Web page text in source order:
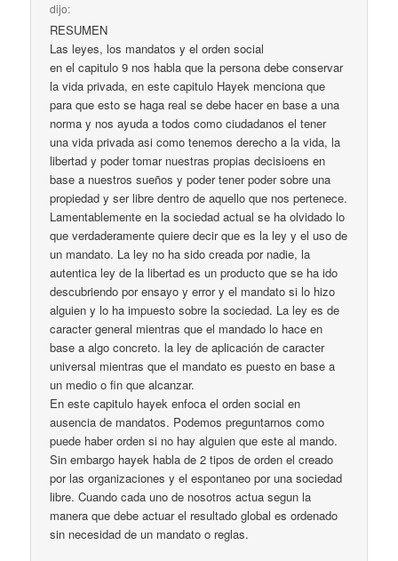
dijo:
RESUMEN
Las leyes, los mandatos y el orden social
en el capitulo 9 nos habla que la persona debe conservar
la vida privada, en este capitulo Hayek menciona que
para que esto se haga real se debe hacer en base a una
norma y nos ayuda a todos como ciudadanos el tener
una vida privada asi como tenemos derecho a la vida, la
libertad y poder tomar nuestras propias decisioens en
base a nuestros sueños y poder tener poder sobre una
propiedad y ser libre dentro de aquello que nos pertenece.
Lamentablemente en la sociedad actual se ha olvidado lo
que verdaderamente quiere decir que es la ley y el uso de
un mandato. La ley no ha sido creada por nadie, la
autentica ley de la libertad es un producto que se ha ido
descubriendo por ensayo y error y el mandato si lo hizo
alguien y lo ha impuesto sobre la sociedad. La ley es de
caracter general mientras que el mandado lo hace en
base a algo concreto. la ley de aplicación de caracter
universal mientras que el mandato es puesto en base a
un medio o fin que alcanzar.
En este capitulo hayek enfoca el orden social en
ausencia de mandatos. Podemos preguntarnos como
puede haber orden si no hay alguien que este al mando.
Sin embargo hayek habla de 2 tipos de orden el creado
por las organizaciones y el espontaneo por una sociedad
libre. Cuando cada uno de nosotros actua segun la
manera que debe actuar el resultado global es ordenado
sin necesidad de un mandato o reglas.